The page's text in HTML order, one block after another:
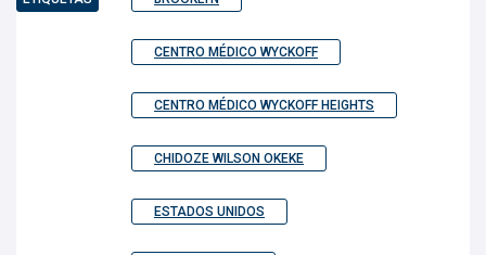
CENTRO MÉDICO WYCKOFF
CENTRO MÉDICO WYCKOFF HEIGHTS
CHIDOZE WILSON OKEKE
ESTADOS UNIDOS